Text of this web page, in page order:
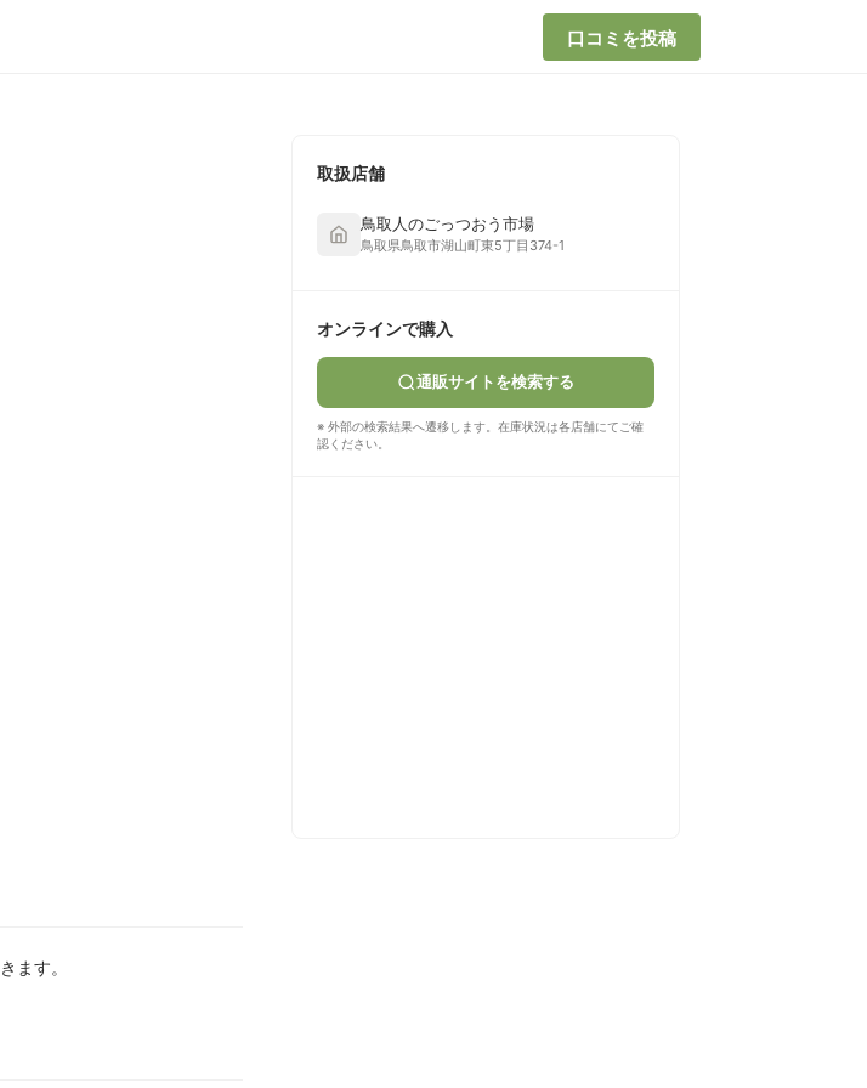
口コミを投稿
取扱店舗
鳥取人のごっつおう市場
鳥取県鳥取市湖山町東5丁目374-1
オンラインで購入
通販サイトを検索する
※ 外部の検索結果へ遷移します。在庫状況は各店舗にてご確
認ください。
ます。